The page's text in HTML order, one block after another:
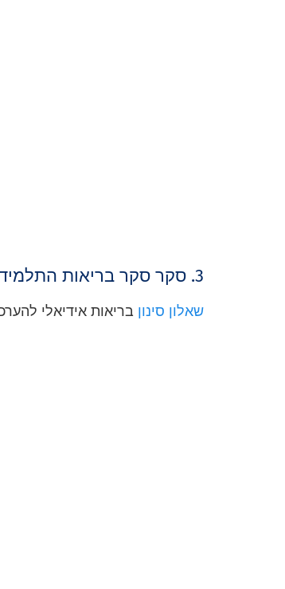
3. סקר סקר בריאות התלמיד
שאלון סינון בריאות אידיאלי